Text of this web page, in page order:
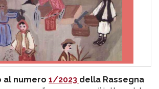
al numero 1/2023 della Rassegna